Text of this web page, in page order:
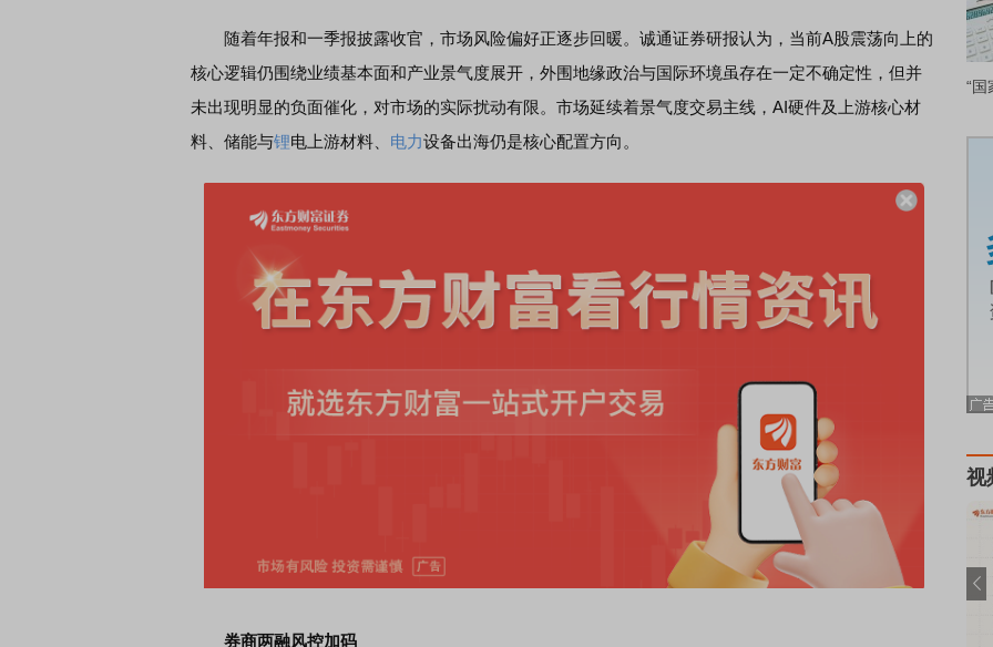
随着年报和一季报披露收官，市场风险偏好正逐步回暖。诚通证券研报认为，当前A股震荡向上的
核心逻辑仍围绕业绩基本面和产业景气度展开，外围地缘政治与国际环境虽存在一定不确定性，但并
未出现明显的负面催化，对市场的实际扰动有限。市场延续着景气度交易主线，AI硬件及上游核心材
料、储能与锂电上游材料、 电力设备出海仍是核心配置方向。
券商两融风控加码
“国
视